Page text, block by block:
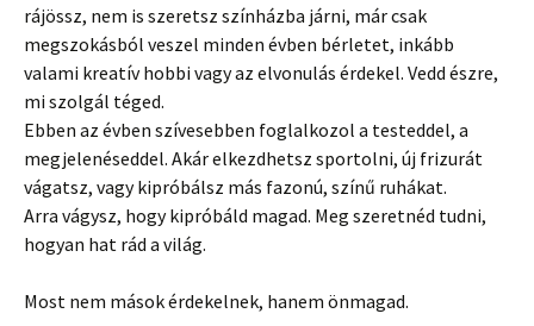
rájössz, nem is szeretsz színházba járni, már csak
megszokásból veszel minden évben bérletet, inkább
valami kreatív hobbi vagy az elvonulás érdekel. Vedd észre,
mi szolgál téged.
Ebben az évben szívesebben foglalkozol a testeddel, a
megjelenéseddel. Akár elkezdhetsz sportolni, új frizurát
vágatsz, vagy kipróbálsz más fazonú, színű ruhákat.
Arra vágysz, hogy kipróbáld magad. Meg szeretnéd tudni,
hogyan hat rád a világ.
Most nem mások érdekelnek, hanem önmagad.